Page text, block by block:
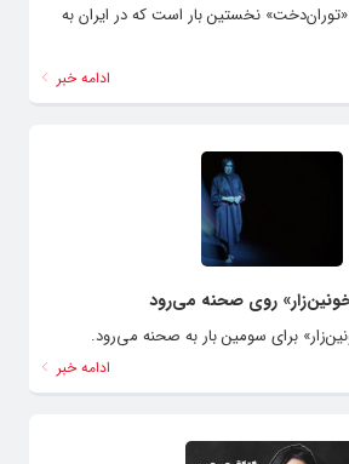
نخستین بار است که در ایران به
ادامه خبر
روی صحنه می‌رود
برای سومین بار به صحنه می‌رود.
ادامه خبر